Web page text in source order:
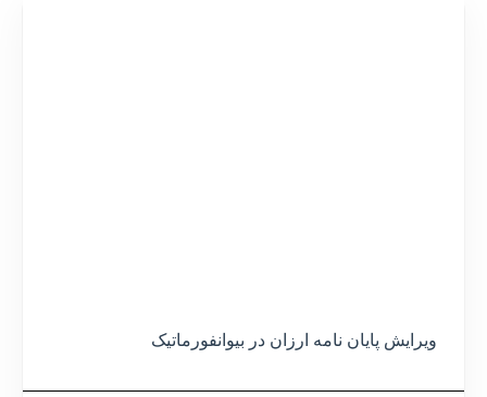
ویرایش پایان نامه ارزان در بیوانفورماتیک